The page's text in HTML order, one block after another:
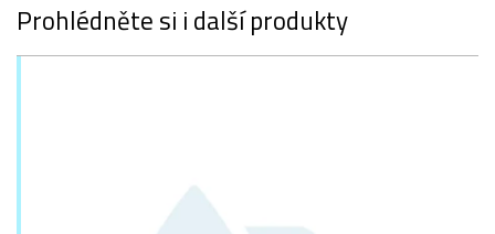
Prohlédněte si i další produkty